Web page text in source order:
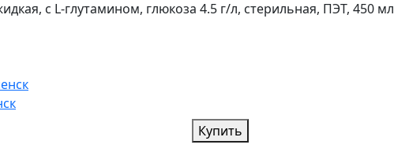
с L-глутамином, глюкоза 4.5 г/л, стерильная, ПЭТ, 450 мл
Купить